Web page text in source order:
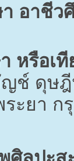
อาชีว
หรือเ
ช์ ดุษ
ะยา ก